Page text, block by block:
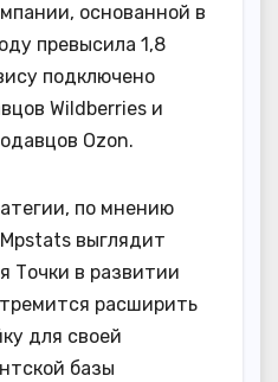
основанной в
превысила 1,8
подключено
Wildberries и
Ozon.
по мнению
выглядит
Точки в развитии
расширить
для своей
базы